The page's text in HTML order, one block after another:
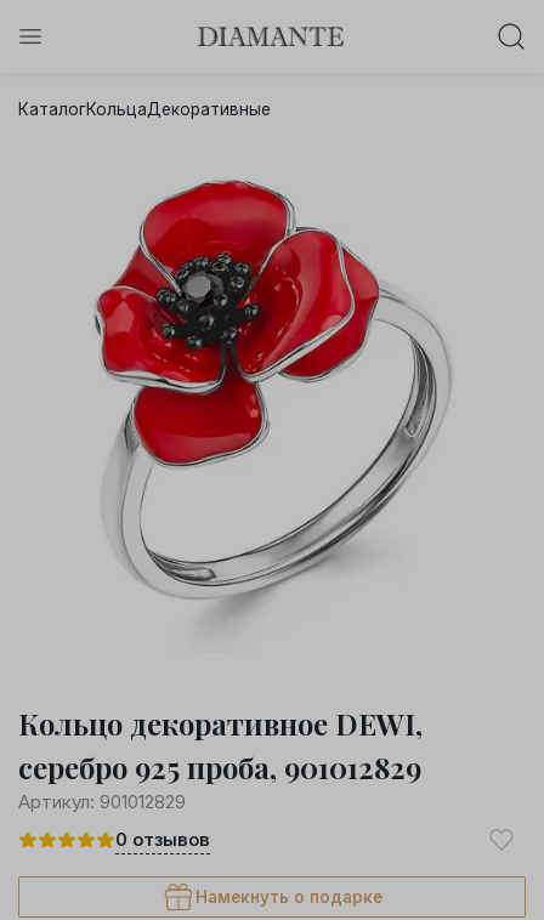
Осталось:
Хочу!
КаталогКольцаДекоративные
Кольцо декоративное DEWI,
серебро 925 проба, 901012829
Артикул: 901012829
0 отзывов
Намекнуть о подарке